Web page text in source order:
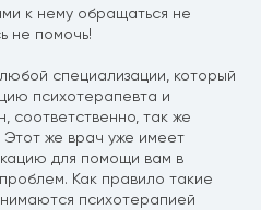
к нему обращаться не
не помочь!
специализации, который
психотерапевта и
соответственно, так же
Этот же врач уже имеет
для помощи вам в
Как правило такие
психотерапией